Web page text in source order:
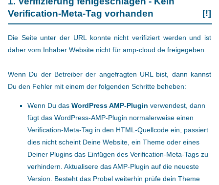
Verification-Meta-Tag vorhanden
[!]
Die Seite unter der URL konnte nicht verifiziert werden und ist
daher vom Inhaber Website nicht für amp-cloud.de freigegeben.
Wenn Du der Betreiber der angefragten URL bist, dann kannst
Du den Fehler mit einem der folgenden Schritte beheben:
Wenn Du das WordPress AMP-Plugin verwendest, dann
fügt das WordPress-AMP-Plugin normalerweise einen
Verification-Meta-Tag in den HTML-Quellcode ein, passiert
dies nicht scheint Deine Website, ein Theme oder eines
Deiner Plugins das Einfügen des Verification-Meta-Tags zu
verhindern. Aktualisere das AMP-Plugin auf die neueste
Version. Besteht das Probel weiterhin prüfe dein Theme